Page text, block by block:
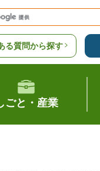
る質問から探す
ごと・産業